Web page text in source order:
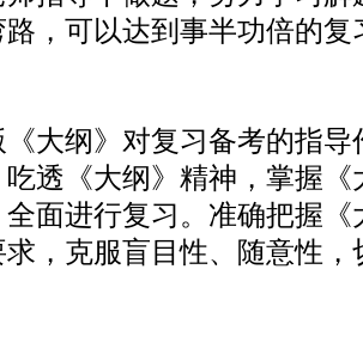
，可以达到事半功倍的复
大纲》对复习备考的指导
吃透《大纲》精神，掌握
全面进行复习。准确把握
求，克服盲目性、随意性